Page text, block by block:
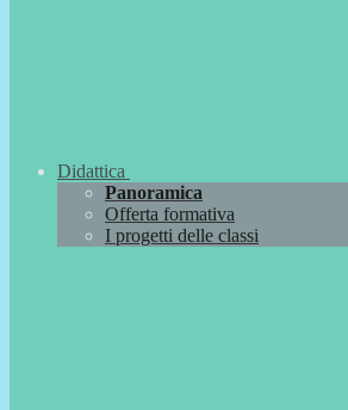
Didattica
Panoramica
Offerta formativa
I progetti delle classi